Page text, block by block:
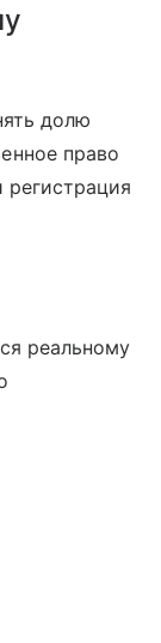
долю
право
реальному